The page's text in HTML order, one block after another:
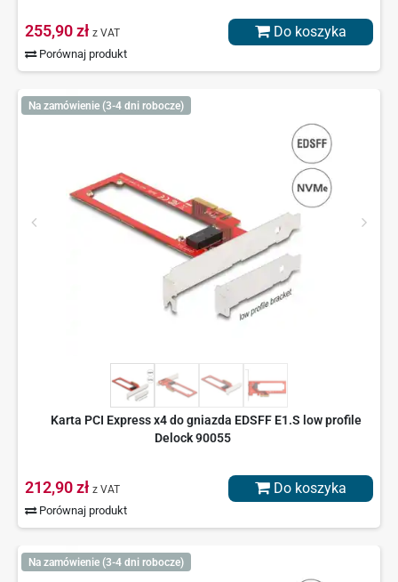
255,90 zł z VAT
Porównaj produkt
Do koszyka
Na zamówienie (3-4 dni robocze)
Karta PCI Express x4 do gniazda EDSFF E1.S low profile
Delock 90055
212,90 zł z VAT
Porównaj produkt
Do koszyka
Na zamówienie (3-4 dni robocze)